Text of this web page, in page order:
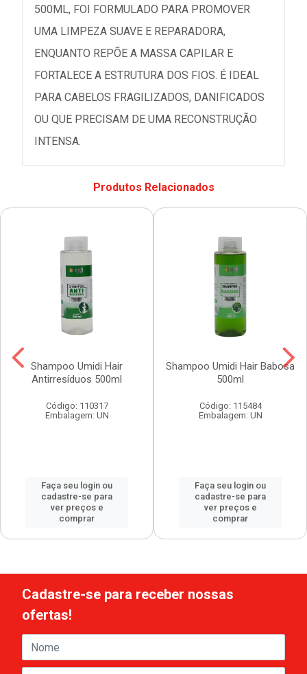
500ML, FOI FORMULADO PARA PROMOVER
UMA LIMPEZA SUAVE E REPARADORA,
ENQUANTO REPÕE A MASSA CAPILAR E
FORTALECE A ESTRUTURA DOS FIOS. É IDEAL
PARA CABELOS FRAGILIZADOS, DANIFICADOS
OU QUE PRECISAM DE UMA RECONSTRUÇÃO
INTENSA.
Produtos Relacionados
Shampoo Umidi Hair
Antirresíduos 500ml
Código: 110317
Embalagem: UN
Faça seu login ou
cadastre-se para
ver preços e
comprar
Shampoo Umidi Hair Babosa
500ml
Código: 115484
Embalagem: UN
Faça seu login ou
cadastre-se para
ver preços e
comprar
Cadastre-se para receber nossas
ofertas!